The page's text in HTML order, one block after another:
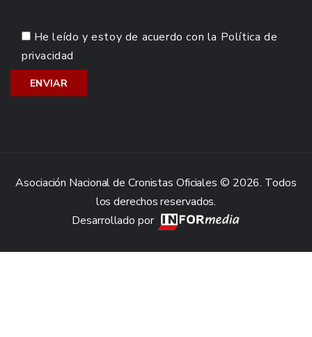
He leído y estoy de acuerdo con la Política de
privacidad
Asociación Nacional de Cronistas Oficiales © 2026. Todos
los derechos reservados.
Desarrollado por